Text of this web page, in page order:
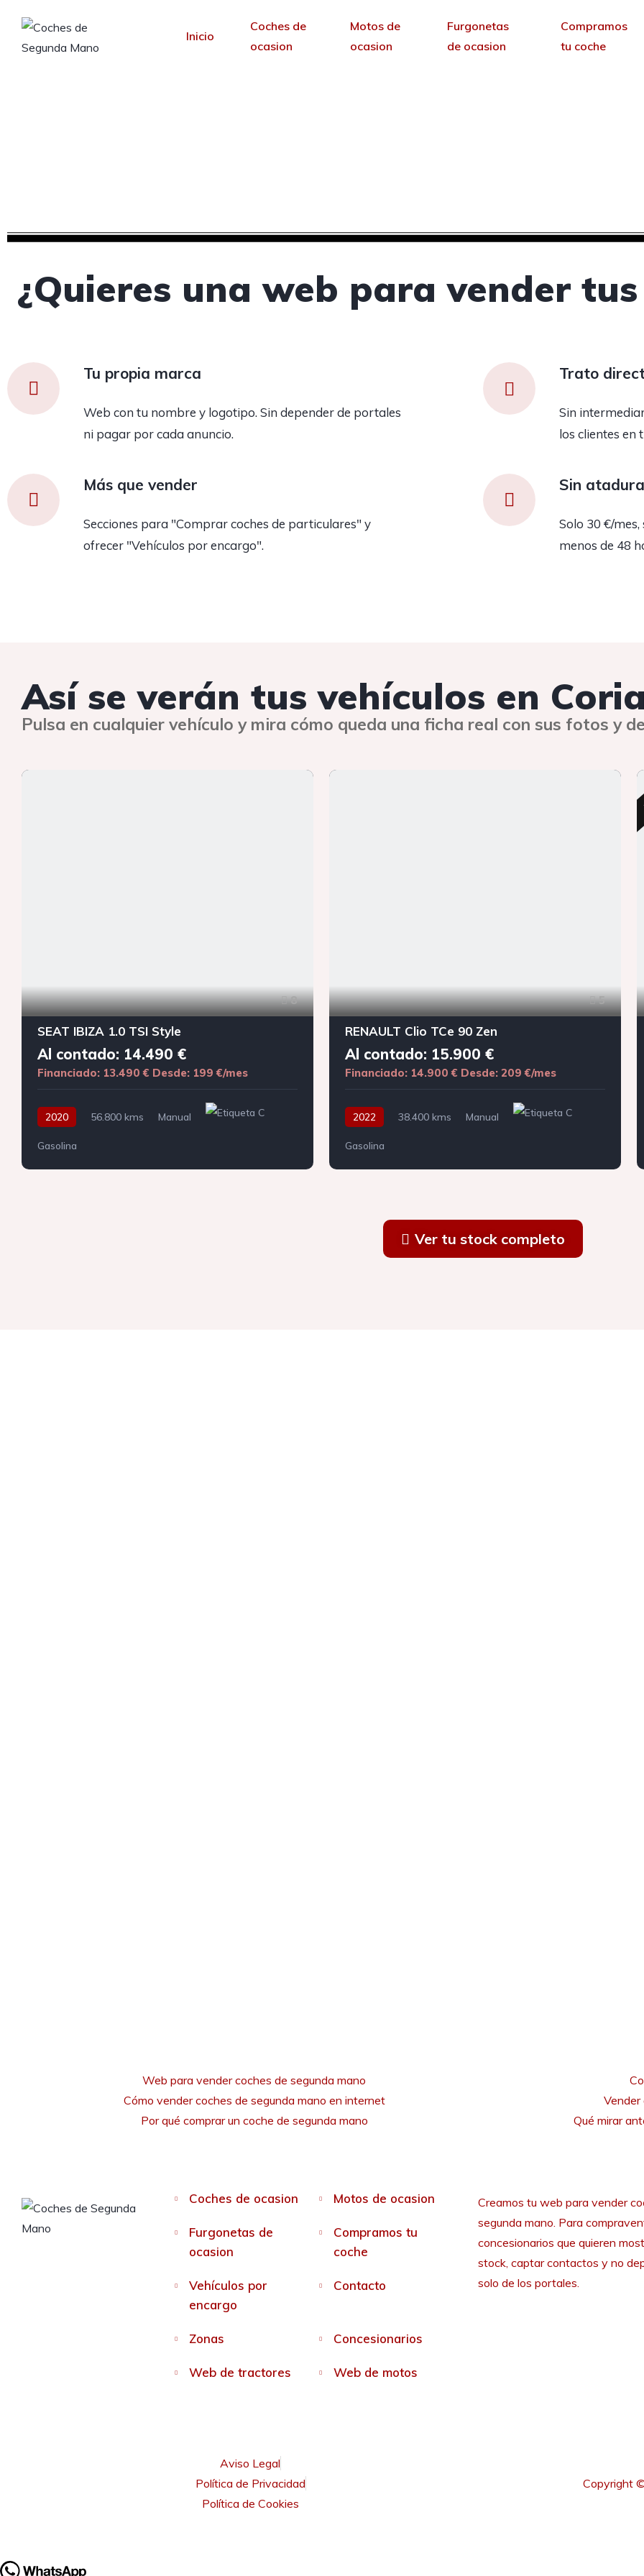
Inicio
Coches de
ocasion
Motos de
ocasion
Furgonetas
de ocasion
Compramos
tu coche
¿Quieres una web para vender
Tu propia marca
Web con tu nombre y logotipo. Sin depender de portales
ni pagar por cada anuncio.
Trato
Sin
los clientes en
Más que vender
Secciones para "Comprar coches de particulares" y
ofrecer "Vehículos por encargo".
Sin
Solo 30 €/
menos de 48
Así se verán tus vehículos en Coria
Pulsa en cualquier vehículo y mira cómo queda una ficha real con sus fotos y
8
SEAT IBIZA 1.0 TSI Style
Al contado: 14.490 €
Financiado: 13.490 € Desde: 199 €/mes
2020 56.800 kms Manual
Gasolina
5
RENAULT Clio TCe 90 Zen
Al contado: 15.900 €
Financiado: 14.900 € Desde: 209 €/mes
2022 38.400 kms Manual
Gasolina
Ver tu stock completo
Web para vender coches de segunda mano
Cómo vender coches de segunda mano en internet
Por qué comprar un coche de segunda mano
Vender
Qué mirar
Coches de ocasion Motos de ocasion
Furgonetas de
ocasion
Compramos tu
coche
Vehículos por
encargo
Contacto
Zonas Concesionarios
Web de tractores Web de motos
Creamos tu web para vender
segunda mano. Para
concesionarios que quieren
stock, captar contactos y no
solo de los portales.
Aviso Legal
Política de Privacidad
Política de Cookies
Copyright